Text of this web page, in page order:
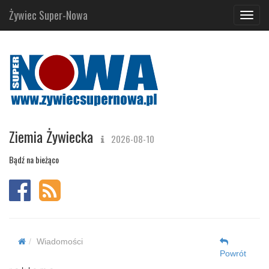
Żywiec Super-Nowa
Ziemia Żywiecka 2026-08-10
Bądź na bieżąco
Wiadomości
Powrót